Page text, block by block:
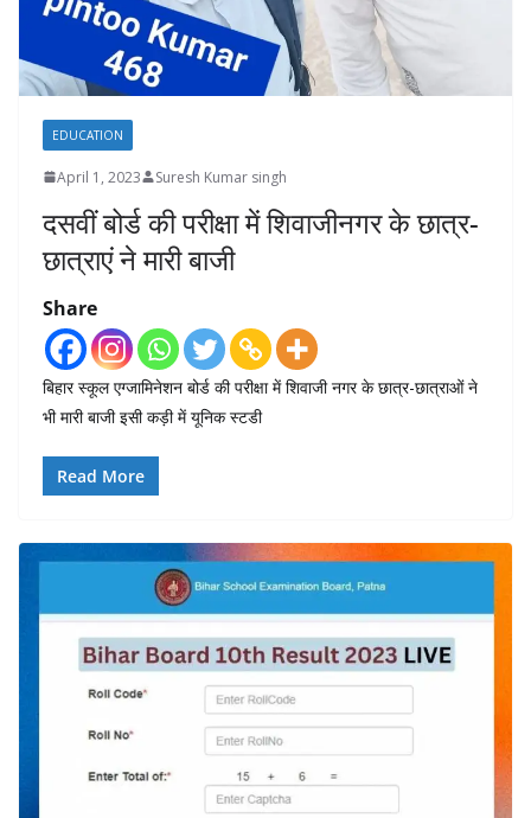
EDUCATION
April 1, 2023 Suresh Kumar singh
दसवीं बोर्ड की परीक्षा में शिवाजीनगर के छात्र-
छात्राएं ने मारी बाजी
Share
बिहार स्कूल एग्जामिनेशन बोर्ड की परीक्षा में शिवाजी नगर के छात्र-छात्राओं ने
भी मारी बाजी इसी कड़ी में यूनिक स्टडी
Read More